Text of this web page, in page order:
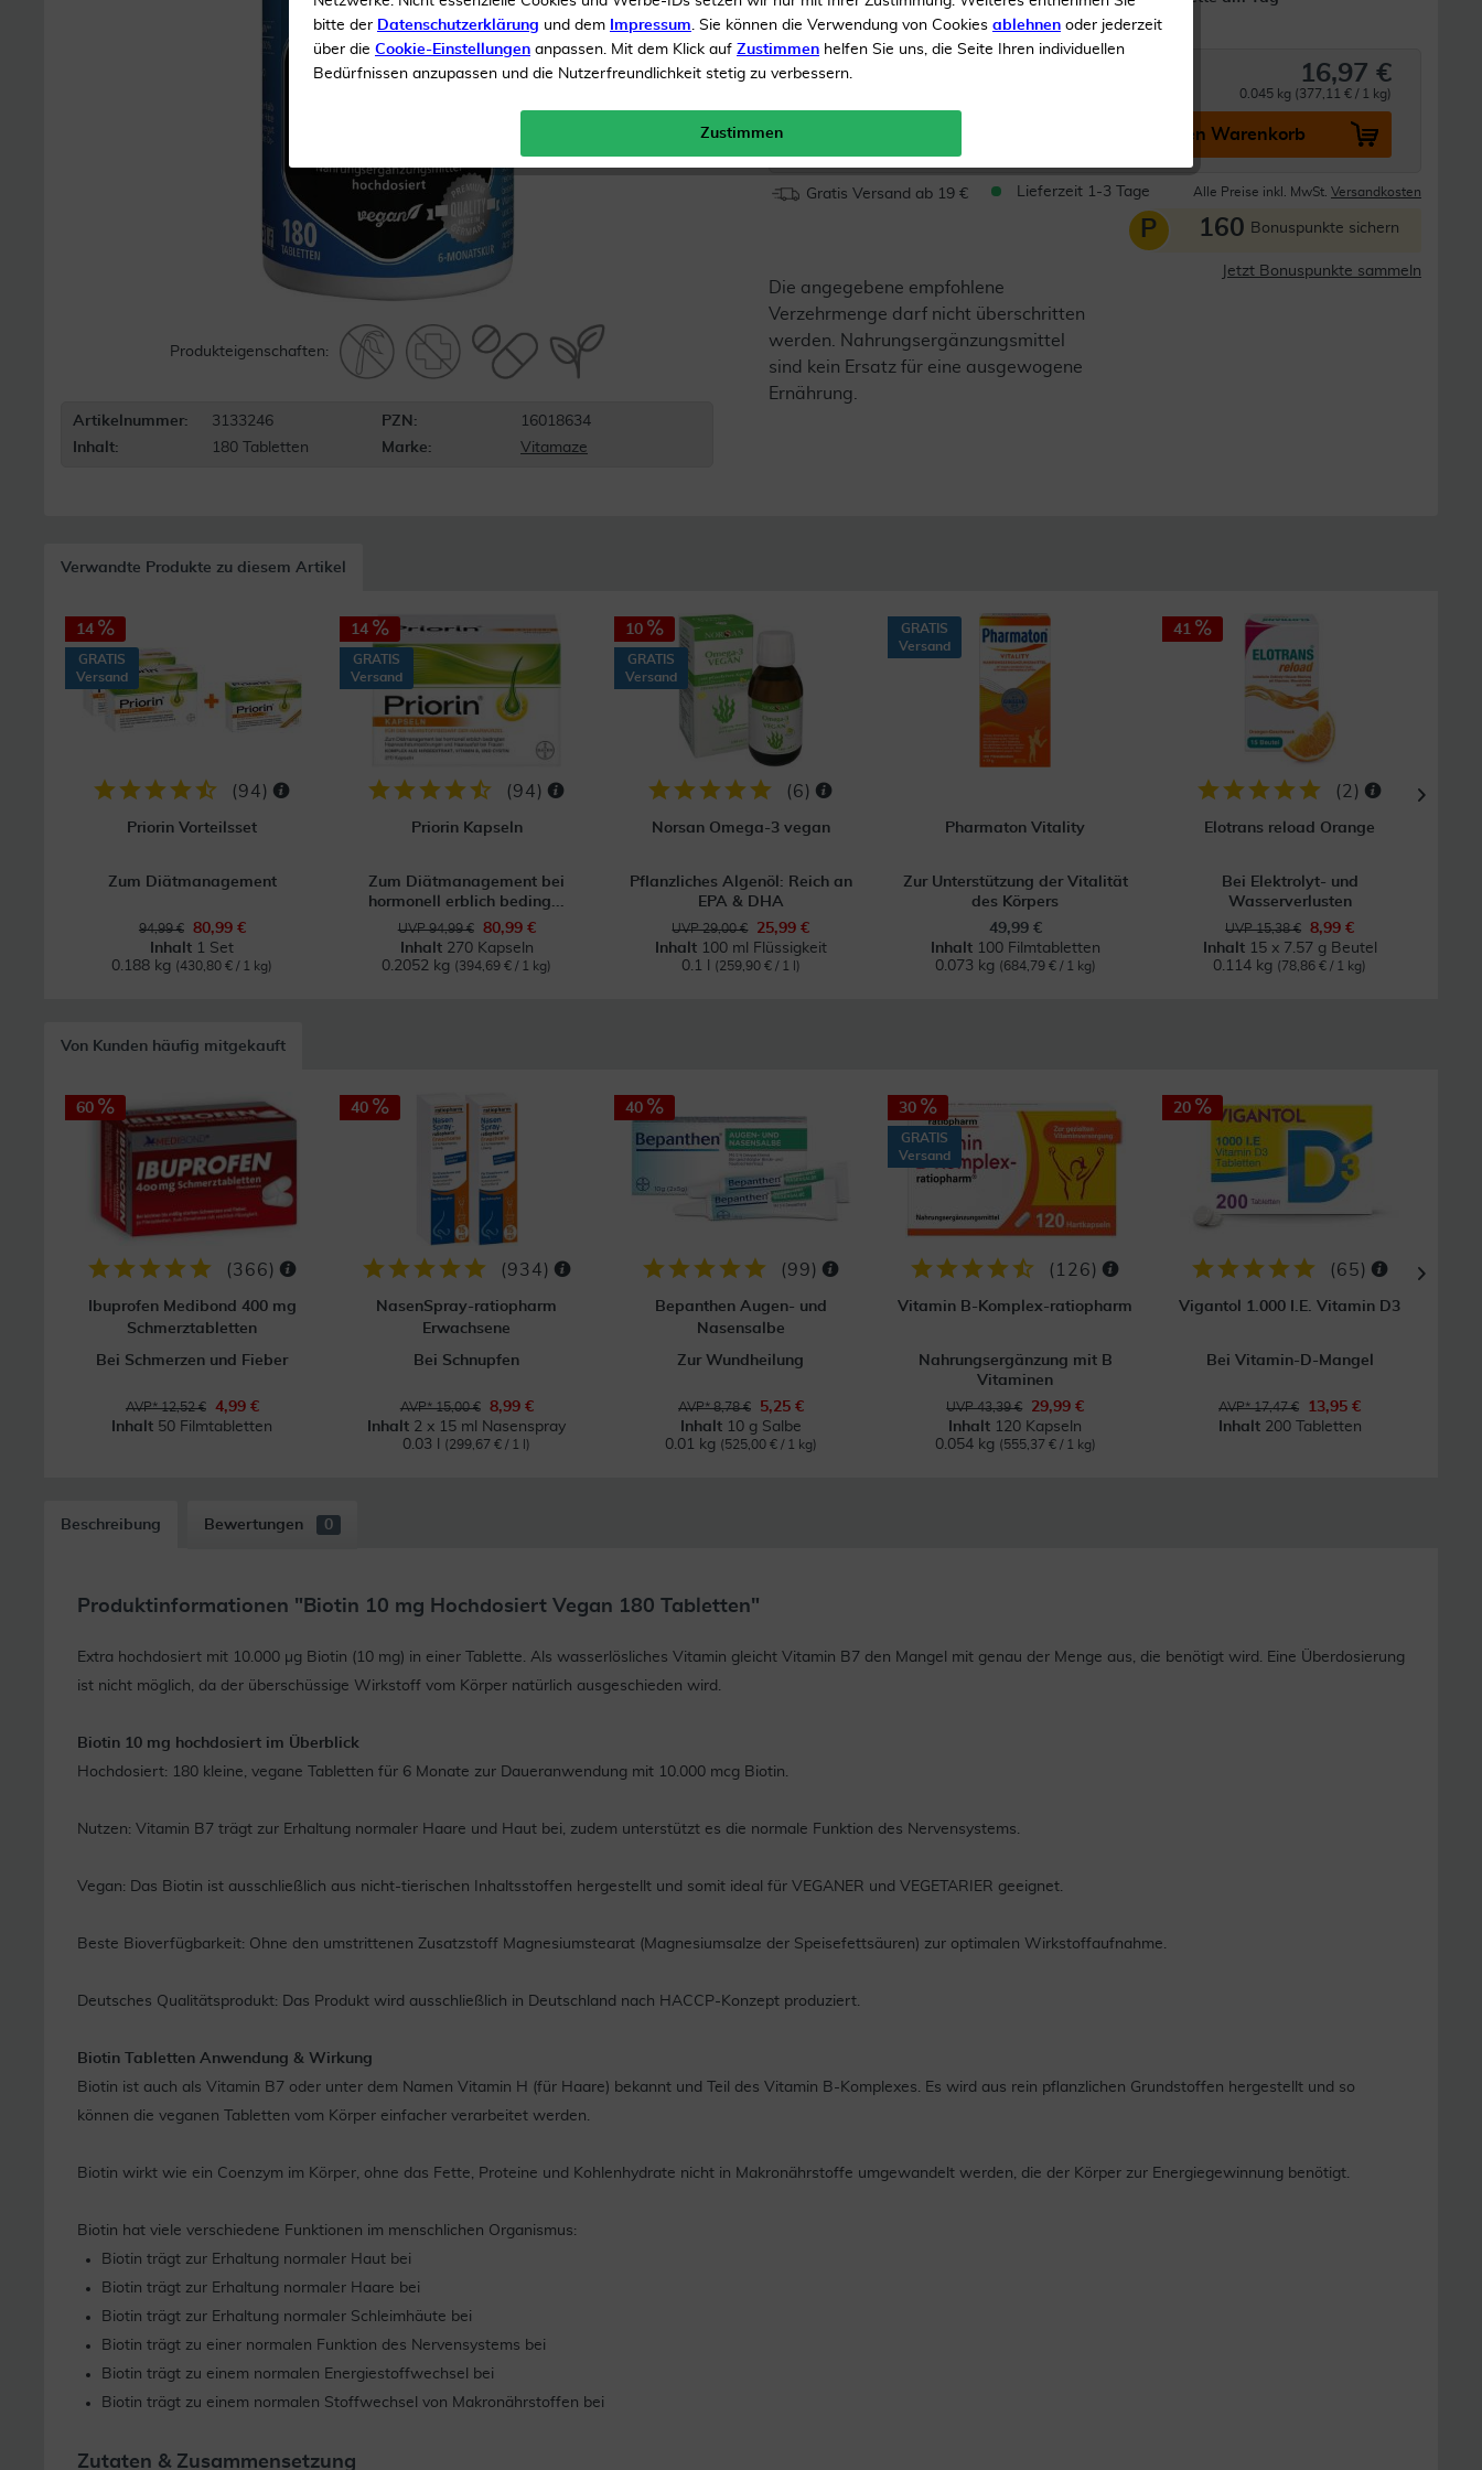
Für Frauen und Männer geeignet
Vegan
Produkteigenschaften:
Artikelnummer: 3133246 PZN:
16018634
Inhalt:
180 Tabletten Marke: Vitamaze
Inhalt180 Tabletten 16,97 €
0.045 kg (377,11 € / 1 kg)
In den Warenkorb
Gratis Versand ab 19 € Lieferzeit 1-3 Tage Alle Preise inkl. MwSt. Versandkosten
P 160 Bonuspunkte sichern
Jetzt Bonuspunkte sammeln
Die angegebene empfohlene
Verzehrmenge darf nicht überschritten
werden. Nahrungsergänzungsmittel
sind kein Ersatz für eine ausgewogene
Ernährung.
Verwandte Produkte zu diesem Artikel
14
GRATIS
Versand
(94)
Priorin Vorteilsset
Zum Diätmanagement
94,99 €
80,99 €
Inhalt 1 Set
0.188 kg (430,80 € / 1 kg)
14
GRATIS
Versand
(94)
Priorin Kapseln
Zum Diätmanagement bei
hormonell erblich beding...
UVP 94,99 €
80,99 €
Inhalt 270 Kapseln
0.2052 kg (394,69 € / 1 kg)
10
GRATIS
Versand
(6)
Norsan Omega-3 vegan
Pflanzliches Algenöl: Reich an
EPA & DHA
UVP 29,00 €
25,99 €
Inhalt 100 ml Flüssigkeit
0.1 l
(259,90 € / 1 l)
GRATIS
Versand
Pharmaton Vitality
Zur Unterstützung der Vitalität
des Körpers
49,99 €
Inhalt 100 Filmtabletten
0.073 kg (684,79 € / 1 kg)
41
(2 )
Elotrans reload Orange
Bei Elektrolyt- und
Wasserverlusten
UVP 15,38 €
8,99 €
Inhalt 15 x 7.57 g Beutel
0.114 kg (78,86 € / 1 kg)
Von Kunden häufig mitgekauft
60
(366)
Ibuprofen Medibond 400 mg
Schmerztabletten
Bei Schmerzen und Fieber
AVP* 12,52 €
4,99 €
Inhalt 50 Filmtabletten
40
(934)
NasenSpray-ratiopharm
Erwachsene
Bei Schnupfen
AVP* 15,00 €
8,99 €
Inhalt 2 x 15 ml Nasenspray
0.03 l
(299,67 € / 1 l)
40
(99)
Bepanthen Augen- und
Nasensalbe
Zur Wundheilung
AVP* 8,78 €
5,25 €
Inhalt 10 g Salbe
0.01 kg (525,00 € / 1 kg)
30
GRATIS
Versand
( 126)
Vitamin B-Komplex-ratiopharm
Nahrungsergänzung mit B
Vitaminen
UVP 43,39 €
29,99 €
Inhalt 120 Kapseln
0.054 kg (555,37 € / 1 kg)
20
(65)
Vigantol 1.000 I.E. Vitamin D3
Bei Vitamin-D-Mangel
AVP* 17,47 €
13,95 €
Inhalt 200 Tabletten
Beschreibung Bewertungen 0
Produktinformationen "Biotin 10 mg Hochdosiert Vegan 180 Tabletten"
Extra hochdosiert mit 10.000 µg Biotin (10 mg) in einer Tablette. Als wasserlösliches Vitamin gleicht Vitamin B7 den Mangel mit genau der Menge aus, die benötigt wird. Eine Überdosierung
ist nicht möglich, da der überschüssige Wirkstoff vom Körper natürlich ausgeschieden wird.
Biotin 10 mg hochdosiert im Überblick
Hochdosiert: 180 kleine, vegane Tabletten für 6 Monate zur Daueranwendung mit 10.000 mcg Biotin.
Nutzen: Vitamin B7 trägt zur Erhaltung normaler Haare und Haut bei, zudem unterstützt es die normale Funktion des Nervensystems.
Vegan: Das Biotin ist ausschließlich aus nicht-tierischen Inhaltsstoffen hergestellt und somit ideal für VEGANER und VEGETARIER geeignet.
Beste Bioverfügbarkeit: Ohne den umstrittenen Zusatzstoff Magnesiumstearat (Magnesiumsalze der Speisefettsäuren) zur optimalen Wirkstoffaufnahme.
Deutsches Qualitätsprodukt: Das Produkt wird ausschließlich in Deutschland nach HACCP-Konzept produziert.
Biotin Tabletten Anwendung & Wirkung
Biotin ist auch als Vitamin B7 oder unter dem Namen Vitamin H (für Haare) bekannt und Teil des Vitamin B-Komplexes. Es wird aus rein pflanzlichen Grundstoffen hergestellt und so
können die veganen Tabletten vom Körper einfacher verarbeitet werden.
Biotin wirkt wie ein Coenzym im Körper, ohne das Fette, Proteine und Kohlenhydrate nicht in Makronährstoffe umgewandelt werden, die der Körper zur Energiegewinnung benötigt.
Biotin hat viele verschiedene Funktionen im menschlichen Organismus:
Biotin trägt zur Erhaltung normaler Haut bei
Biotin trägt zur Erhaltung normaler Haare bei
Biotin trägt zur Erhaltung normaler Schleimhäute bei
Biotin trägt zu einer normalen Funktion des Nervensystems bei
Biotin trägt zu einem normalen Energiestoffwechsel bei
Biotin trägt zu einem normalen Stoffwechsel von Makronährstoffen bei
Zutaten & Zusammensetzung
bitte der Datenschutzerklärung und dem Impressum. Sie können die Verwendung von Cookies ablehnen oder jederzeit
über die Cookie-Einstellungen anpassen. Mit dem Klick auf Zustimmen helfen Sie uns, die Seite Ihren individuellen
Bedürfnissen anzupassen und die Nutzerfreundlichkeit stetig zu verbessern.
Zustimmen